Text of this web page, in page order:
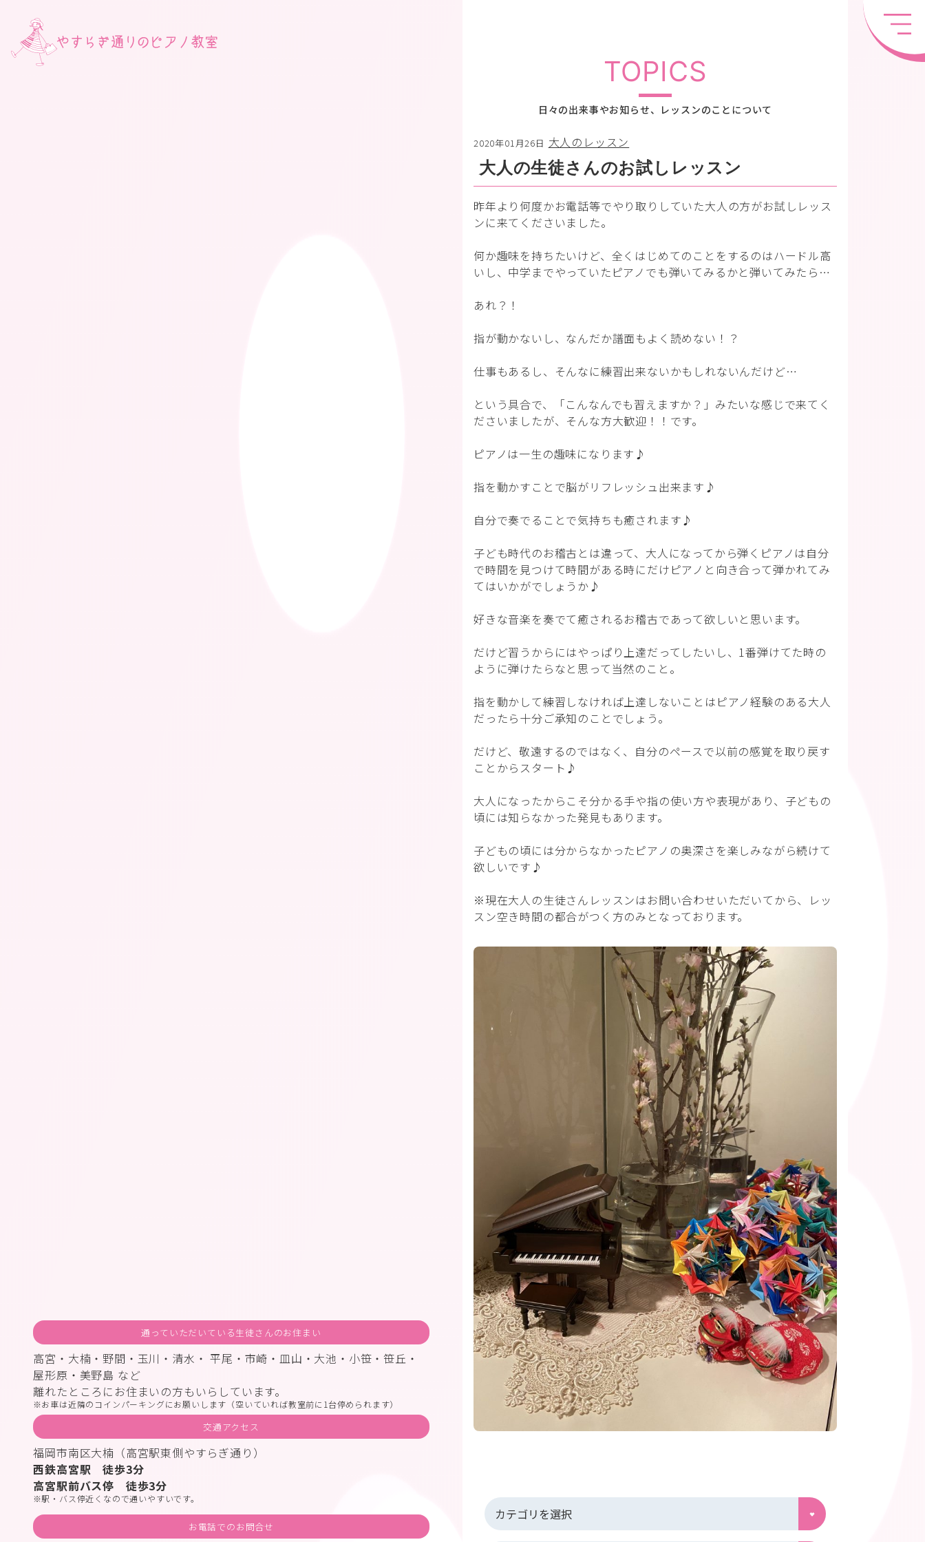
TOPICS
日々の出来事やお知らせ、レッスンのことについて
2020年01月26日 大人のレッスン
大人の生徒さんのお試しレッスン
昨年より何度かお電話等でやり取りしていた大人の方がお試しレッス
ンに来てくださいました。
何か趣味を持ちたいけど、全くはじめてのことをするのはハードル高
いし、中学までやっていたピアノでも弾いてみるかと弾いてみたら…
あれ？！
指が動かないし、なんだか譜面もよく読めない！？
仕事もあるし、そんなに練習出来ないかもしれないんだけど…
という具合で、「こんなんでも習えますか？」みたいな感じで来てく
ださいましたが、そんな方大歓迎！！です。
ピアノは一生の趣味になります♪
指を動かすことで脳がリフレッシュ出来ます♪
自分で奏でることで気持ちも癒されます♪
子ども時代のお稽古とは違って、大人になってから弾くピアノは自分
で時間を見つけて時間がある時にだけピアノと向き合って弾かれてみ
てはいかがでしょうか♪
好きな音楽を奏でて癒されるお稽古であって欲しいと思います。
だけど習うからにはやっぱり上達だってしたいし、1番弾けてた時の
ように弾けたらなと思って当然のこと。
指を動かして練習しなければ上達しないことはピアノ経験のある大人
だったら十分ご承知のことでしょう。
だけど、敬遠するのではなく、自分のペースで以前の感覚を取り戻す
ことからスタート♪
大人になったからこそ分かる手や指の使い方や表現があり、子どもの
頃には知らなかった発見もあります。
子どもの頃には分からなかったピアノの奥深さを楽しみながら続けて
欲しいです♪
※現在大人の生徒さんレッスンはお問い合わせいただいてから、レッ
スン空き時間の都合がつく方のみとなっております。
通っていただいている生徒さんのお住まい
高宮・大楠・野間・玉川・清水・ 平尾・市崎・皿山・大池・小笹・笹丘・
屋形原・美野島 など
離れたところにお住まいの方もいらしています。
お車は近隣のコインパーキングにお願いします（空いていれば教室前に1台停められます）
交通アクセス
福岡市南区大楠（高宮駅東側やすらぎ通り）
西鉄高宮駅 徒歩3分
高宮駅前バス停 徒歩3分
駅・バス停近くなので通いやすいです。
お電話でのお問合せ